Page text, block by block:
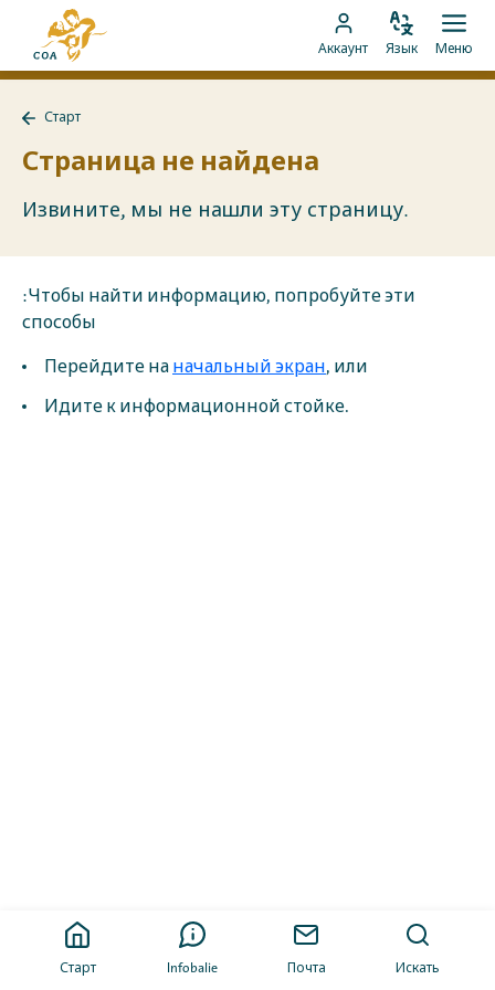
Перейти
контенту
главную
страницу
Перейти
к
Аккаунт
Изменить
Язык Меню
Старт Infobalie Почта Искать
Назад
Старт
Старт
Страница не найдена
Извините, мы не нашли эту страницу.
:Чтобы найти информацию, попробуйте эти
способы
Перейдите на начальный экран, или
Идите к информационной стойке.